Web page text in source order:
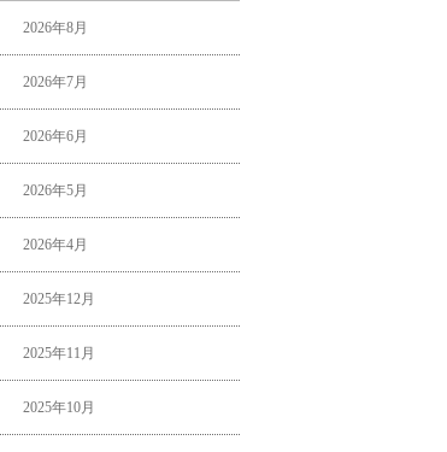
2026年8月
2026年7月
2026年6月
2026年5月
2026年4月
2025年12月
2025年11月
2025年10月